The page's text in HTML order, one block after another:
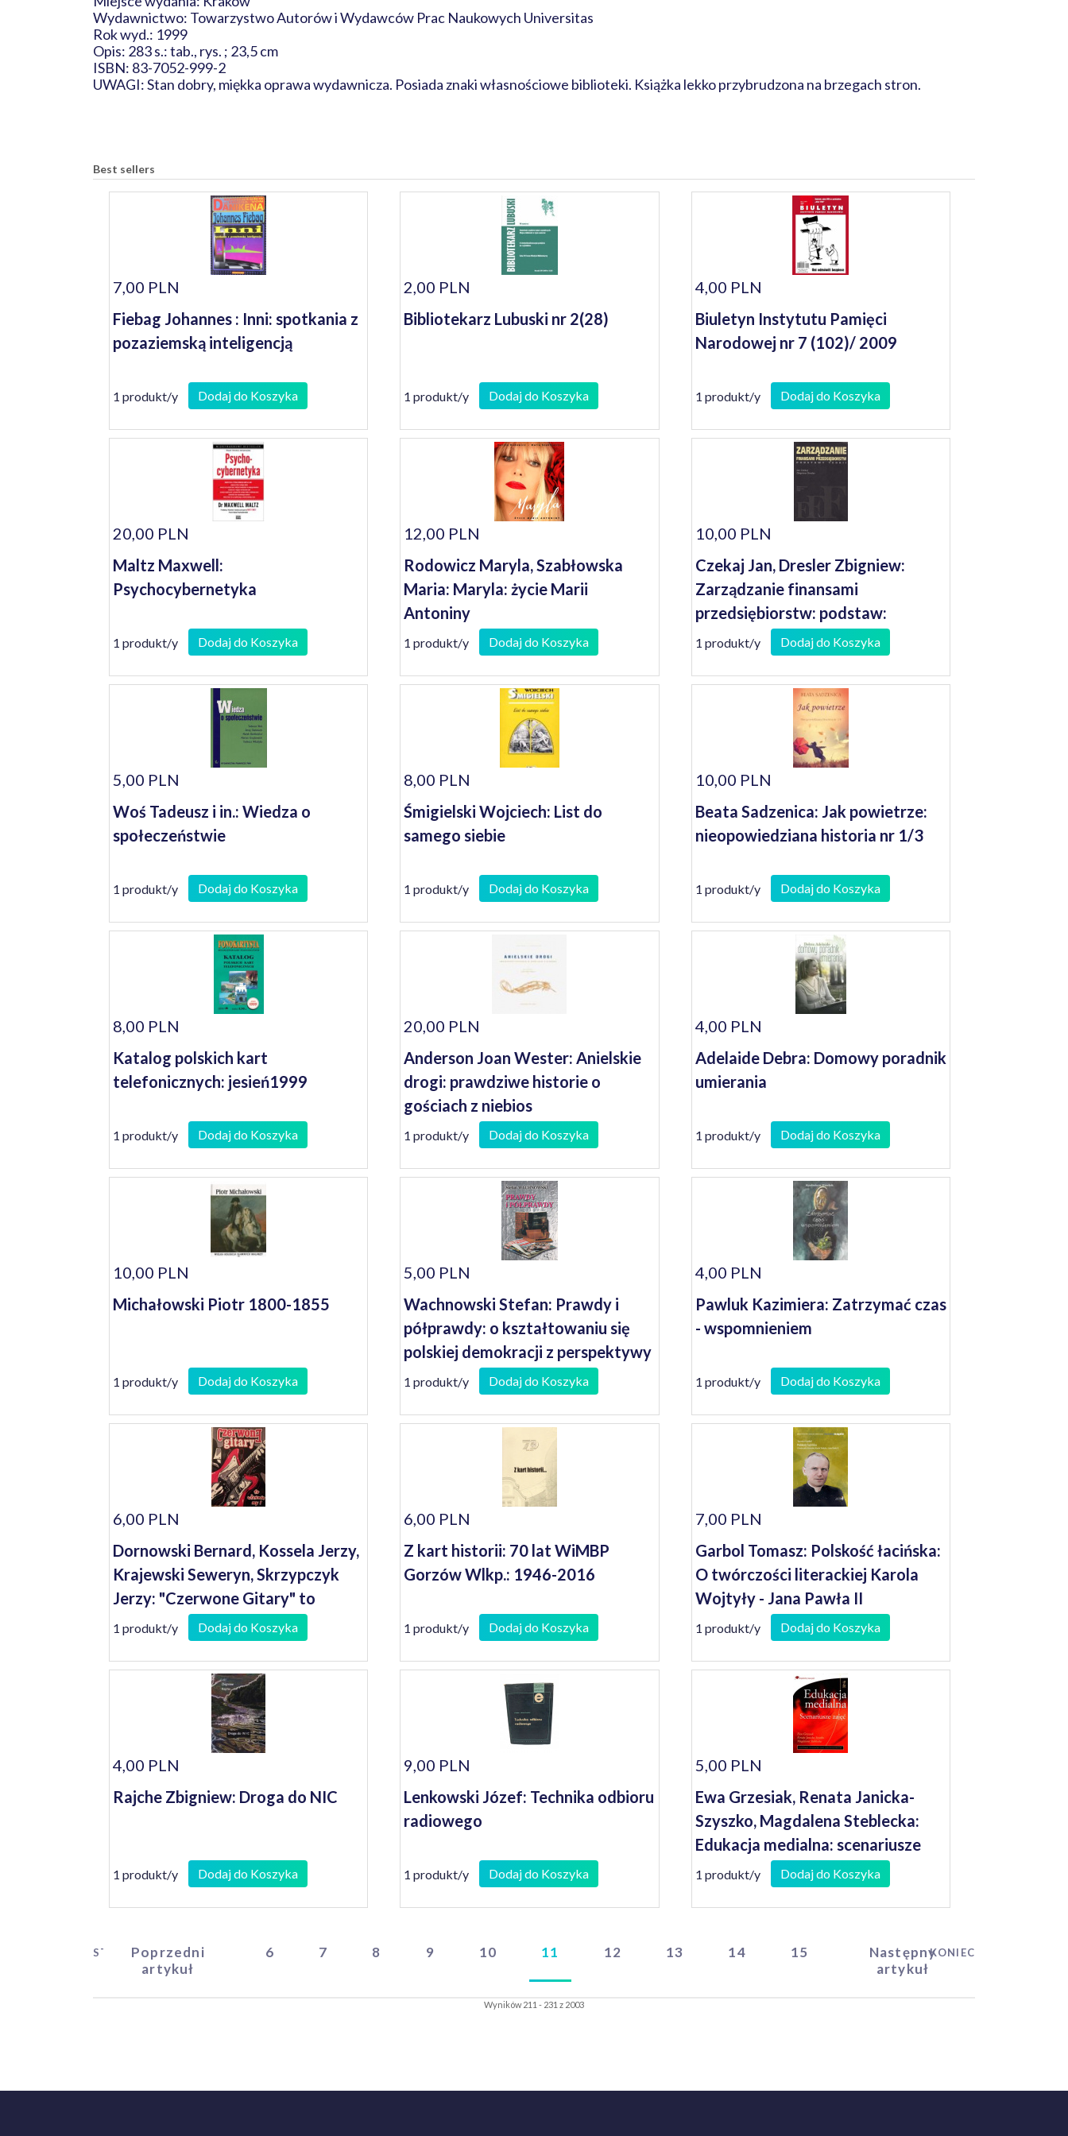
Wydawnictwo: Towarzystwo Autorów i Wydawców Prac Naukowych Universitas
Rok wyd.: 1999
Opis: 283 s.: tab., rys. ; 23,5 cm
ISBN: 83-7052-999-2
UWAGI: Stan dobry, miękka oprawa wydawnicza. Posiada znaki własnościowe biblioteki. Książka lekko przybrudzona na brzegach stron.
Best sellers
7,00 PLN
Fiebag Johannes : Inni: spotkania z
pozaziemską inteligencją
1 produkt/y Dodaj do Koszyka
2,00 PLN
Bibliotekarz Lubuski nr 2(28)
1 produkt/y Dodaj do Koszyka
4,00 PLN
Biuletyn Instytutu Pamięci
Narodowej nr 7 (102)/ 2009
1 produkt/y Dodaj do Koszyka
20,00 PLN
Maltz Maxwell:
Psychocybernetyka
1 produkt/y Dodaj do Koszyka
12,00 PLN
Rodowicz Maryla, Szabłowska
Maria: Maryla: życie Marii
Antoniny
1 produkt/y Dodaj do Koszyka
10,00 PLN
Czekaj Jan, Dresler Zbigniew:
Zarządzanie finansami
przedsiębiorstw: podstaw:
podstawy teorii teorii
1 produkt/y Dodaj do Koszyka
5,00 PLN
Woś Tadeusz i in.: Wiedza o
społeczeństwie
1 produkt/y Dodaj do Koszyka
8,00 PLN
Śmigielski Wojciech: List do
samego siebie
1 produkt/y Dodaj do Koszyka
10,00 PLN
Beata Sadzenica: Jak powietrze:
nieopowiedziana historia nr 1/3
1 produkt/y Dodaj do Koszyka
8,00 PLN
Katalog polskich kart
telefonicznych: jesień1999
1 produkt/y Dodaj do Koszyka
20,00 PLN
Anderson Joan Wester: Anielskie
drogi: prawdziwe historie o
gościach z niebios
1 produkt/y Dodaj do Koszyka
4,00 PLN
Adelaide Debra: Domowy poradnik
umierania
1 produkt/y Dodaj do Koszyka
10,00 PLN
Michałowski Piotr 1800-1855
1 produkt/y Dodaj do Koszyka
5,00 PLN
Wachnowski Stefan: Prawdy i
półprawdy: o kształtowaniu się
polskiej demokracji z perspektywy
głębokiej prowincji na przykładzie
Gorzowa Wlkp. (wybór felietonów
popełnionych w latach 1990-
1 produkt/y Dodaj do Koszyka
4,00 PLN
Pawluk Kazimiera: Zatrzymać czas
- wspomnieniem
1 produkt/y Dodaj do Koszyka
6,00 PLN
Dornowski Bernard, Kossela Jerzy,
Krajewski Seweryn, Skrzypczyk
Jerzy: "Czerwone Gitary" to
właśnie my!
1 produkt/y Dodaj do Koszyka
6,00 PLN
Z kart historii: 70 lat WiMBP
Gorzów Wlkp.: 1946-2016
1 produkt/y Dodaj do Koszyka
7,00 PLN
Garbol Tomasz: Polskość łacińska:
O twórczości literackiej Karola
Wojtyły - Jana Pawła II
1 produkt/y Dodaj do Koszyka
4,00 PLN
Rajche Zbigniew: Droga do NIC
1 produkt/y Dodaj do Koszyka
9,00 PLN
Lenkowski Józef: Technika odbioru
radiowego
1 produkt/y Dodaj do Koszyka
5,00 PLN
Ewa Grzesiak, Renata Janicka-
Szyszko, Magdalena Steblecka:
Edukacja medialna: scenariusze
zajęć
1 produkt/y Dodaj do Koszyka
START Poprzedni
artykuł
6 7 8 9 10 11 12 13 14 15
Następny
artykuł
KONIEC
Wyników 211 - 231 z 2003